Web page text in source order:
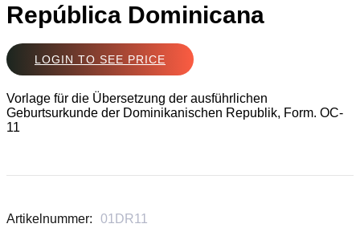
República Dominicana
LOGIN TO SEE PRICE
Vorlage für die Übersetzung der ausführlichen
Geburtsurkunde der Dominikanischen Republik, Form. OC-
11
Artikelnummer:
01DR11